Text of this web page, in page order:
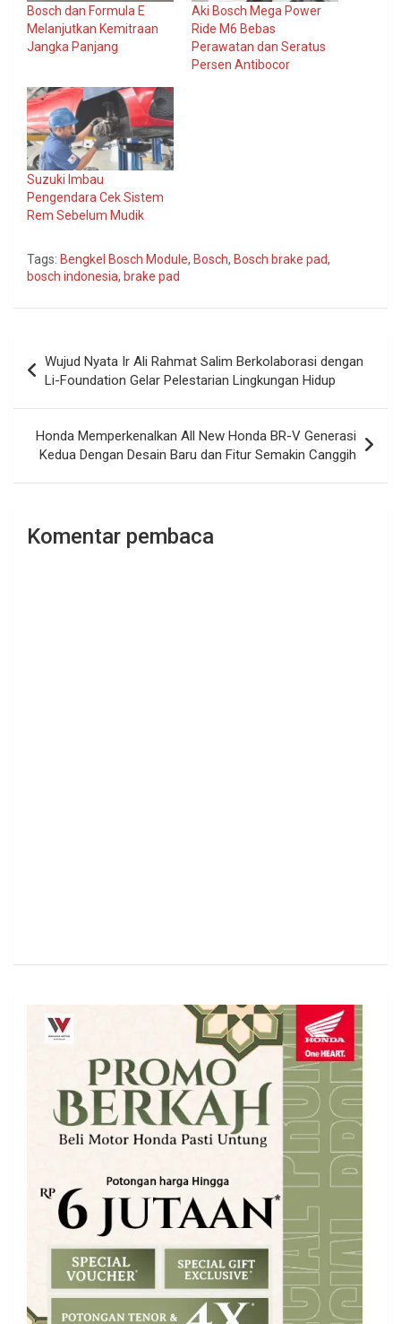
Bosch dan Formula E
Melanjutkan Kemitraan
Jangka Panjang
Aki Bosch Mega Power
Ride M6 Bebas
Perawatan dan Seratus
Persen Antibocor
Suzuki Imbau
Pengendara Cek Sistem
Rem Sebelum Mudik
Tags: Bengkel Bosch Module, Bosch, Bosch brake pad,
bosch indonesia, brake pad
pos
Wujud Nyata Ir Ali Rahmat Salim Berkolaborasi dengan
Li-Foundation Gelar Pelestarian Lingkungan Hidup
Honda Memperkenalkan All New Honda BR-V Generasi
Kedua Dengan Desain Baru dan Fitur Semakin Canggih
Komentar pembaca